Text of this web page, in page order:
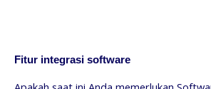
Fitur integrasi software